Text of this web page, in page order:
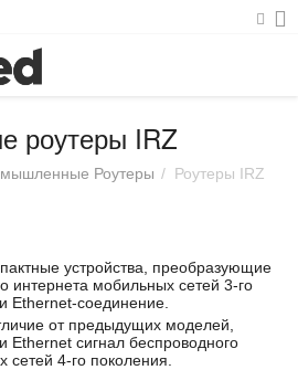
роутеры IRZ
Роутеры / Роутеры IRZ
устройства, преобразующие
интернета мобильных сетей 3-го
Ethernet-соединение.
от предыдущих моделей,
Ethernet сигнал беспроводного
сетей 4-го поколения.